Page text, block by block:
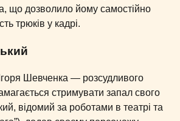
що дозволило йому самостійно
трюків у кадрі.
Шевченка — розсудливого
стримувати запал свого
відомий за роботами в театрі та